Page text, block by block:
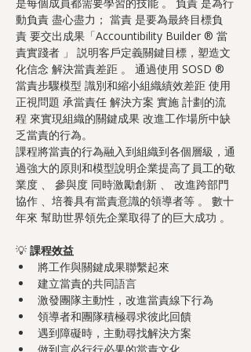
動負責 盡心盡力； 當責 是要為最終目標負
責 要交出成果「Accountibility Builder ® 當
責實踐者 」 説明客戶定義關鍵目標，塑造文
化信念 解決當責差距 。 通過使用 SOSD ®
當責步驟模型 識別和縮小組織績效差距 使用
正視問題 承當責任 解決方案 實施 計劃的流
程 來實現組織的關鍵成果 改進工作場所中缺
乏當責的行為。
課程將當責的⾏為融⼊到組織到各個層級，通
過強大的原則和模型說明企業提高了員工的敬
業度 、 參與度 同時激勵創新 、 改進跨部門
協作 、培養具有當責意識的領導者等 。 數十
年來 幫助世界領先企業取得了的巨大成功 。
💡 課程效益
將工作與關鍵成果聯繫起來
建立當責的共同語言
激發團隊主動性，改進當責線下行為
領導者和團隊積極尋求彼此回饋
遇到障礙時，主動尋找解決方案